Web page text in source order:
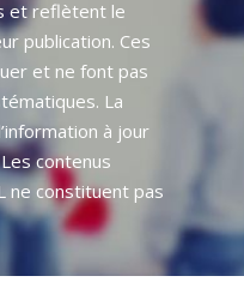
et reflètent le
publication. Ces
et ne font pas
La
à jour
contenus
ne constituent pas